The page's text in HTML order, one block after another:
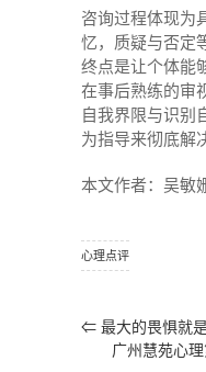
咨询过程体现为
忆，质疑与否定
终点是让个体能
在事后熟练的审
自我界限与识别
为指导来彻底解
本文作者：吴敏
心理点评
⇐ 最大的畏惧就
广州慧苑心